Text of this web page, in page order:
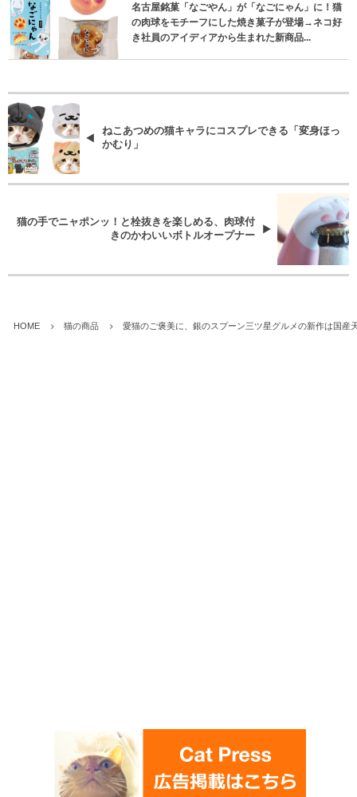
名古屋銘菓「なごやん」が「なごにゃん」に！猫
の肉球をモチーフにした焼き菓子が登場→ネコ好
き社員のアイディアから生まれた新商品...
ねこあつめの猫キャラにコスプレできる「変身ほっ
かむり」
猫の手でニャポンッ！と栓抜きを楽しめる、肉球付
きのかわいいボトルオープナー
HOME 猫の商品 愛猫のご褒美に、銀のスプーン三ツ星グルメの新作は国産